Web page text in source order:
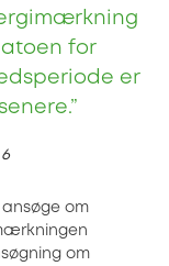
for
er
om
om